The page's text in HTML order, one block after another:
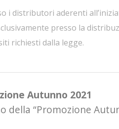
i distributori aderenti
presso la
richiesti dalla legge.
Autunno 2021
della “Promozione